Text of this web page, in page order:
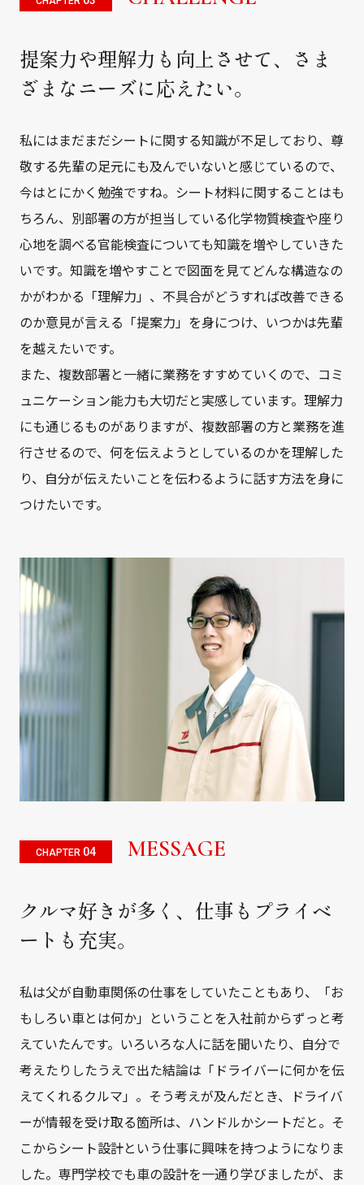
提案力や理解力も向上させて、さま
ざまなニーズに応えたい。
私にはまだまだシートに関する知識が不足しており、尊
敬する先輩の足元にも及んでいないと感じているので、
今はとにかく勉強ですね。シート材料に関することはも
ちろん、別部署の方が担当している化学物質検査や座り
心地を調べる官能検査についても知識を増やしていきた
いです。知識を増やすことで図面を見てどんな構造なの
かがわかる「理解力」、不具合がどうすれば改善できる
のか意見が言える「提案力」を身につけ、いつかは先輩
を越えたいです。
また、複数部署と一緒に業務をすすめていくので、コミ
ュニケーション能力も大切だと実感しています。理解力
にも通じるものがありますが、複数部署の方と業務を進
行させるので、何を伝えようとしているのかを理解した
り、自分が伝えたいことを伝わるように話す方法を身に
つけたいです。
CHAPTER 04 MESSAGE
クルマ好きが多く、仕事もプライベ
ートも充実。
私は父が自動車関係の仕事をしていたこともあり、「お
もしろい車とは何か」ということを入社前からずっと考
えていたんです。いろいろな人に話を聞いたり、自分で
考えたりしたうえで出た結論は「ドライバーに何かを伝
えてくれるクルマ」。そう考えが及んだとき、ドライバ
ーが情報を受け取る箇所は、ハンドルかシートだと。そ
こからシート設計という仕事に興味を持つようになりま
した。専門学校でも車の設計を一通り学びましたが、ま